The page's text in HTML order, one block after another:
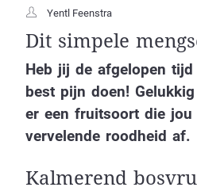
Yentl Feenstra
Dit simpele
Heb jij de afgelopen
best pijn doen!
er een fruitsoort die
vervelende roodheid af.
Kalmerend